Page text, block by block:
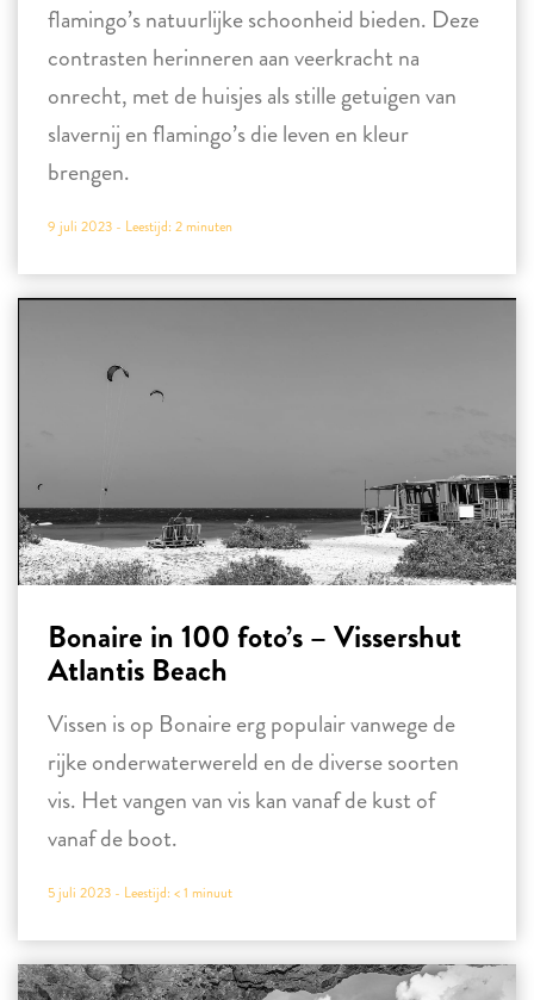
flamingo’s natuurlijke schoonheid bieden. Deze
contrasten herinneren aan veerkracht na
onrecht, met de huisjes als stille getuigen van
slavernij en flamingo’s die leven en kleur
brengen.
9 juli 2023 - Leestijd: 2minuten
Bonaire in 100 foto’s – Vissershut
Atlantis Beach
Vissen is op Bonaire erg populair vanwege de
rijke onderwaterwereld en de diverse soorten
vis. Het vangen van vis kan vanaf de kust of
vanaf de boot.
5 juli 2023 - Leestijd: < 1 minuut